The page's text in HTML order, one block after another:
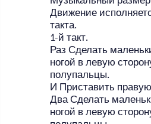
Движение
такта.
1-й такт.
Раз Сделать
ногой в левую
полупальцы.
И Приставить
Два Сделать
ногой в левую